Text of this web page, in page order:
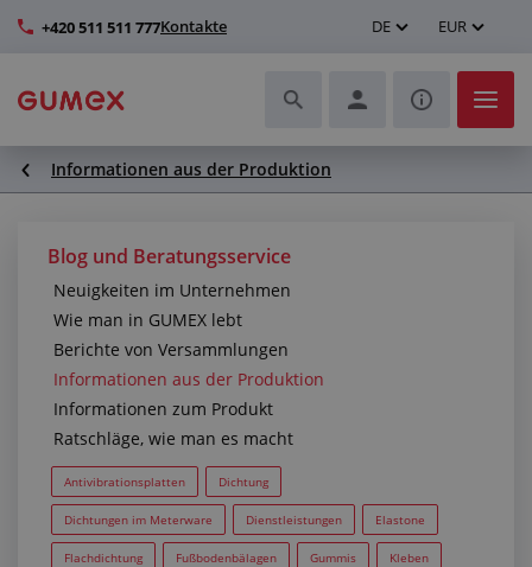
+420 511 511 777Kontakte DE EUR
Schläuche und deren Komplettierung
Technische Kunststoffe
Transportbänder und Montage
Weitere Gummi- und Kunststoffprodukte
Anfragezentrum
Informationen aus der Produktion
Blog und Beratungsservice
Neuigkeiten im Unternehmen
Wie man in GUMEX lebt
Berichte von Versammlungen
Informationen aus der Produktion
Informationen zum Produkt
Ratschläge, wie man es macht
Antivibrationsplatten Dichtung
Dichtungen im Meterware Dienstleistungen Elastone
Flachdichtung Fußbodenbälagen Gummis Kleben